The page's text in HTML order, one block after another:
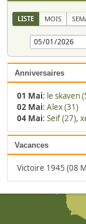
LISTE MOIS
Anniversaires
01 Mai: le skaven
02 Mai: Alex (31)
04 Mai: Seif (27),
Vacances
Victoire 1945 (08